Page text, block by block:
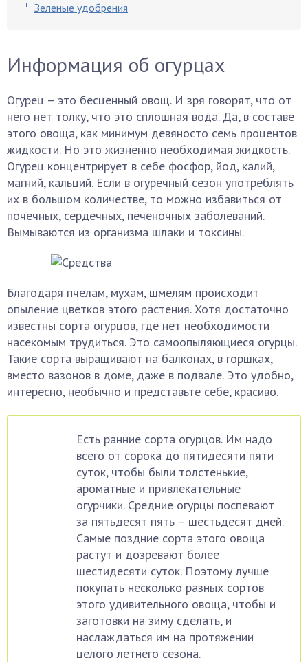
Зеленые удобрения
Информация об огурцах
Огурец – это бесценный овощ. И зря говорят, что от
него нет толку, что это сплошная вода. Да, в составе
этого овоща, как минимум девяносто семь процентов
жидкости. Но это жизненно необходимая жидкость.
Огурец концентрирует в себе фосфор, йод, калий,
магний, кальций. Если в огуречный сезон употреблять
их в большом количестве, то можно избавиться от
почечных, сердечных, печеночных заболеваний.
Вымываются из организма шлаки и токсины.
Благодаря пчелам, мухам, шмелям происходит
опыление цветков этого растения. Хотя достаточно
известны сорта огурцов, где нет необходимости
насекомым трудиться. Это самоопыляющиеся огурцы.
Такие сорта выращивают на балконах, в горшках,
вместо вазонов в доме, даже в подвале. Это удобно,
интересно, необычно и представьте себе, красиво.
Есть ранние сорта огурцов. Им надо
всего от сорока до пятидесяти пяти
суток, чтобы были толстенькие,
ароматные и привлекательные
огурчики. Средние огурцы поспевают
за пятьдесят пять – шестьдесят дней.
Самые поздние сорта этого овоща
растут и дозревают более
шестидесяти суток. Поэтому лучше
покупать несколько разных сортов
этого удивительного овоща, чтобы и
заготовки на зиму сделать, и
наслаждаться им на протяжении
целого летнего сезона.